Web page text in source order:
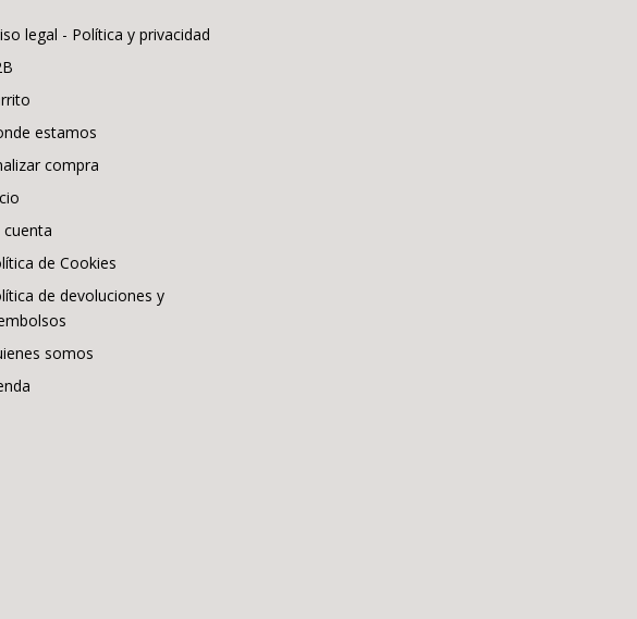
legal - Política y privacidad
estamos
compra
cuenta
de Cookies
de devoluciones y
somos